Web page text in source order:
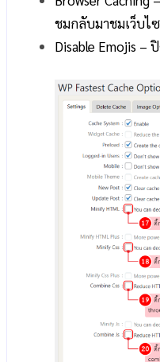
ชมกลับมาชมเว็บไ
Disable Emojis –